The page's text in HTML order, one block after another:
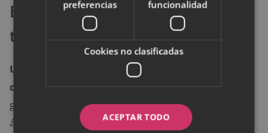
Ejercicio para fortalecer y
tonificar glúteos
Unos glúteos fuertes reducen el riesgo de sufrir
dolores en la zona lumbar
. El rodillo aquí trabaja el
glúteo medio, el más implicado en el bienestar del
área como nexo entre columna y extremidades
preferencias
funcionalidad
Cookies no clasificadas
ACEPTAR TODO